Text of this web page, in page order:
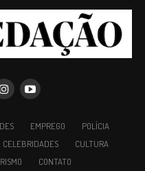
EMPREGO
POLÍCIA
CELEBRIDADES
CULTURA
CONTATO